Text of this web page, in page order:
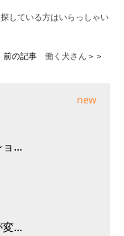
している方はいらっしゃい
前の記事 働く犬さん ＞＞
new
...
...